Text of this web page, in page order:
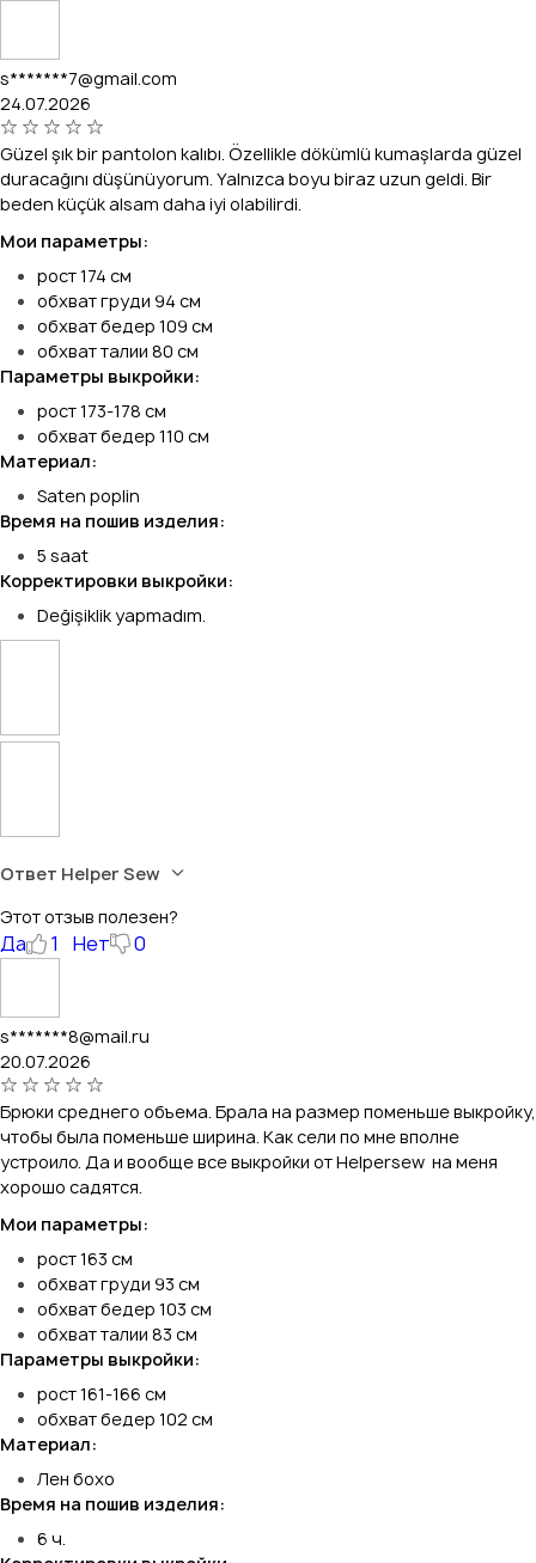
s*******7@gmail.com
24.07.2026
Güzel şık bir pantolon kalıbı. Özellikle dökümlü kumaşlarda güzel
duracağını düşünüyorum. Yalnızca boyu biraz uzun geldi. Bir
beden küçük alsam daha iyi olabilirdi.
Мои параметры:
рост 174 см
обхват груди 94 см
обхват бедер 109 см
обхват талии 80 см
Параметры выкройки:
рост 173-178 см
обхват бедер 110 см
Материал:
Saten poplin
Время на пошив изделия:
5 saat
Корректировки выкройки:
Değişiklik yapmadım.
Ответ Helper Sew
Этот отзыв полезен?
Да 1 Нет 0
s*******8@mail.ru
20.07.2026
Брюки среднего объема. Брала на размер поменьше выкройку,
чтобы была поменьше ширина. Как сели по мне вполне
устроило. Да и вообще все выкройки от Helpersew на меня
хорошо садятся.
Мои параметры:
рост 163 см
обхват груди 93 см
обхват бедер 103 см
обхват талии 83 см
Параметры выкройки:
рост 161-166 см
обхват бедер 102 см
Материал:
Лен бохо
Время на пошив изделия:
6 ч.